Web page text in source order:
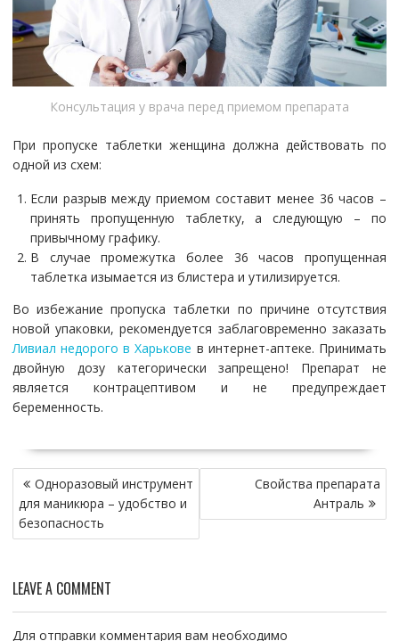
Консультация у врача перед приемом препарата
При пропуске таблетки женщина должна действовать по
одной из схем:
Если разрыв между приемом составит менее 36 часов –
принять пропущенную таблетку, а следующую – по
привычному графику.
В случае промежутка более 36 часов пропущенная
таблетка изымается из блистера и утилизируется.
Во избежание пропуска таблетки по причине отсутствия
новой упаковки, рекомендуется заблаговременно заказать
Ливиал недорого в Харькове в интернет-аптеке. Принимать
двойную дозу категорически запрещено! Препарат не
является контрацептивом и не предупреждает
беременность.
Н
в
и
а
ц
и
я
Одноразовый инструмент
для маникюра – удобство и
безопасность
Свойства препарата
Антраль
LEAVE A COMMENT
Для отправки комментария вам необходимо